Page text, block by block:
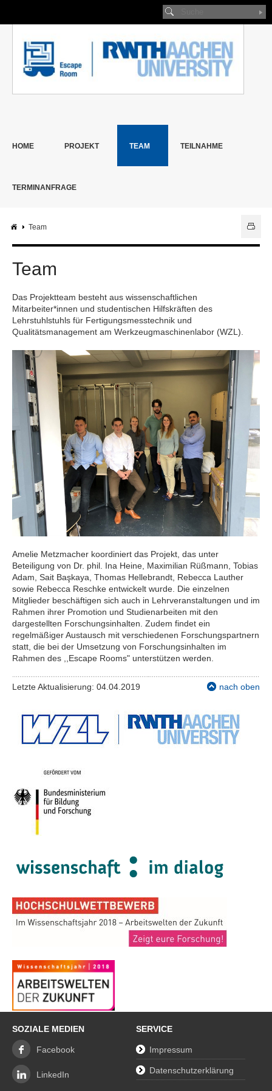
HOME PROJEKT TEAM TEILNAHME
TERMINANFRAGE
Team
Team
Das Projektteam besteht aus wissenschaftlichen
Mitarbeiter*innen und studentischen Hilfskräften des
Lehrstuhlstuhls für Fertigungsmesstechnik und
Qualitätsmanagement am Werkzeugmaschinenlabor (WZL).
Amelie Metzmacher koordiniert das Projekt, das unter
Beteiligung von Dr. phil. Ina Heine, Maximilian Rüßmann, Tobias
Adam, Sait Başkaya, Thomas Hellebrandt, Rebecca Lauther
sowie Rebecca Reschke entwickelt wurde. Die einzelnen
Mitglieder beschäftigen sich auch in Lehrveranstaltungen und im
Rahmen ihrer Promotion und Studienarbeiten mit den
dargestellten Forschungsinhalten. Zudem findet ein
regelmäßiger Austausch mit verschiedenen Forschungspartnern
statt, die bei der Umsetzung von Forschungsinhalten im
Rahmen des ,,Escape Rooms" unterstützen werden.
Letzte Aktualisierung: 04.04.2019 nach oben
SOZIALE MEDIEN
Facebook
LinkedIn
SERVICE
Impressum
Datenschutzerklärung